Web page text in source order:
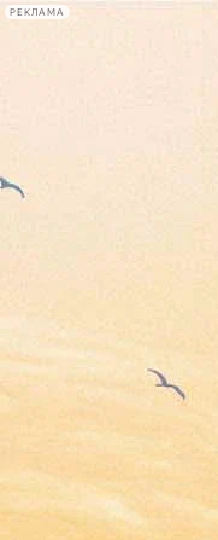
РЕКЛАМА
лекции
книги